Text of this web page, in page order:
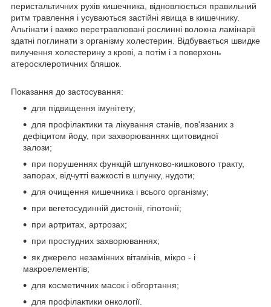
перистальтичних рухів кишечника, відновлюється правильний
ритм травлення і усуваються застійні явища в кишечнику.
Альгінати і важко перетравлювані рослинні волокна ламінарії
здатні поглинати з організму холестерин. Відбувається швидке
вилучення холестерину з крові, а потім і з поверхонь
атеросклеротичних бляшок.
Показання до застосування:
для підвищення імунітету;
для профілактики та лікування станів, пов'язаних з
дефіцитом йоду, при захворюваннях щитовидної
залози;
при порушеннях функцій шлунково-кишкового тракту,
запорах, відчутті важкості в шлунку, нудоти;
для очищення кишечника і всього організму;
при вегетосудинній дистонії, гіпотонії;
при артритах, артрозах;
при простудних захворюваннях;
як джерело незамінних вітамінів, мікро - і
макроелементів;
для косметичних масок і обгортання;
для профілактики онкології.